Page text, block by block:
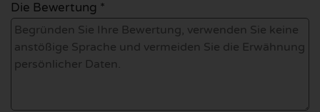
Die Bewertung *